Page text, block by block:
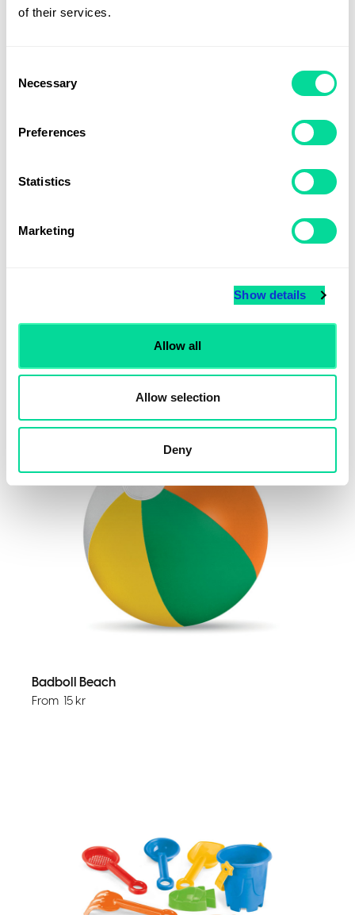
of their services.
Selection
Necessary
Preferences
Statistics
Marketing
Show details
Allow all
Allow selection
Deny
From 30,20
Badboll Beach
From 15 kr